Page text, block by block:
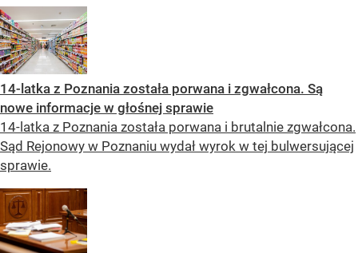
14-latka z Poznania została porwana i zgwałcona. Są
nowe informacje w głośnej sprawie
14-latka z Poznania została porwana i brutalnie zgwałcona.
Sąd Rejonowy w Poznaniu wydał wyrok w tej bulwersującej
sprawie.